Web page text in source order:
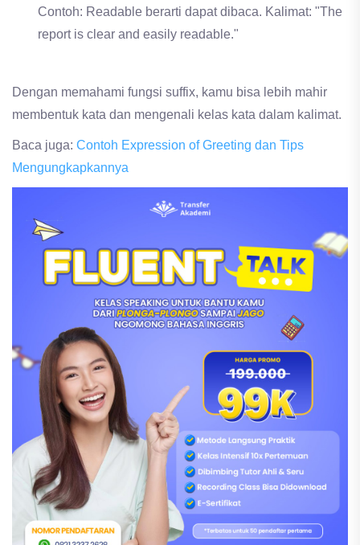
Contoh: Readable berarti dapat dibaca. Kalimat: "The
report is clear and easily readable."
Dengan memahami fungsi suffix, kamu bisa lebih mahir
membentuk kata dan mengenali kelas kata dalam kalimat.
Baca juga: Contoh Expression of Greeting dan Tips
Mengungkapkannya